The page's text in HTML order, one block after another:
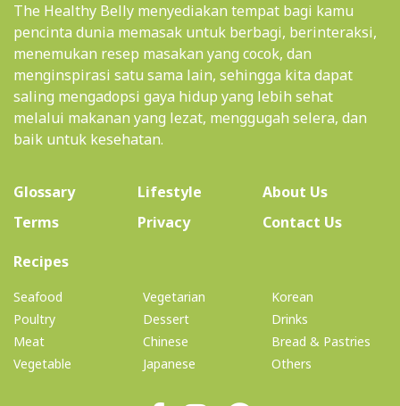
The Healthy Belly menyediakan tempat bagi kamu
pencinta dunia memasak untuk berbagi, berinteraksi,
menemukan resep masakan yang cocok, dan
menginspirasi satu sama lain, sehingga kita dapat
saling mengadopsi gaya hidup yang lebih sehat
melalui makanan yang lezat, menggugah selera, dan
baik untuk kesehatan.
Glossary Lifestyle About Us(current)
Terms
Privacy
Contact Us
Recipes(current)
Seafood
Poultry
Meat
Vegetable
Vegetarian
Dessert
Chinese
Japanese
Korean
Drinks
Bread & Pastries
Others